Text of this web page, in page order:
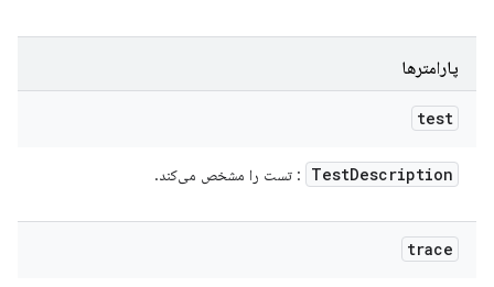
پارامترها
test
TestDescription : تست را مشخص می‌کند.
trace